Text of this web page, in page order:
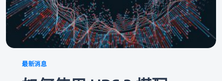
Categories
最新消息